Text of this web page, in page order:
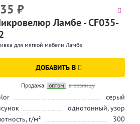
₽
Ламбе - CF035-
для мягкой мебели Ламбе
ДОБАВИТЬ В
Продажа: оптом в розницу
серый
однотонный, узор
г/м²
300